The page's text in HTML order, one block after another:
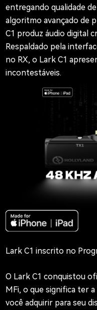
entregando qualidade
algoritmo avançado de
C1 produz áudio digital
Respaldado pela
no RX, o Lark C1
incontestáveis.
Lark C1 inscrito no
O Lark C1 conquistou
MFi, o que significa ter
você adquirir para seu